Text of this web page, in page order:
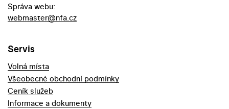
Správa webu:
webmaster@nfa.cz
Servis
Volná místa
Všeobecné obchodní podmínky
Ceník služeb
Informace a dokumenty